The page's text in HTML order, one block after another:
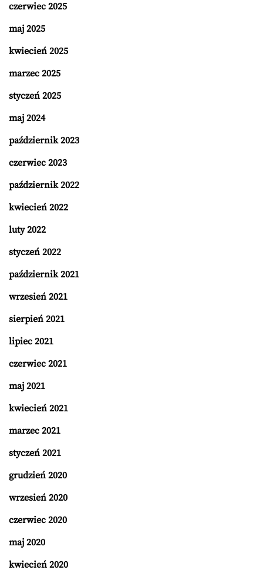
czerwiec 2025
maj 2025
kwiecień 2025
marzec 2025
styczeń 2025
maj 2024
październik 2023
czerwiec 2023
październik 2022
kwiecień 2022
luty 2022
styczeń 2022
październik 2021
wrzesień 2021
sierpień 2021
lipiec 2021
czerwiec 2021
maj 2021
kwiecień 2021
marzec 2021
styczeń 2021
grudzień 2020
wrzesień 2020
czerwiec 2020
maj 2020
kwiecień 2020